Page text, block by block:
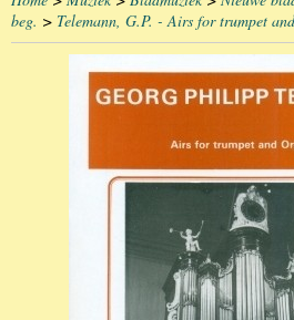
beg. > Telemann, G.P. - Airs for trumpet